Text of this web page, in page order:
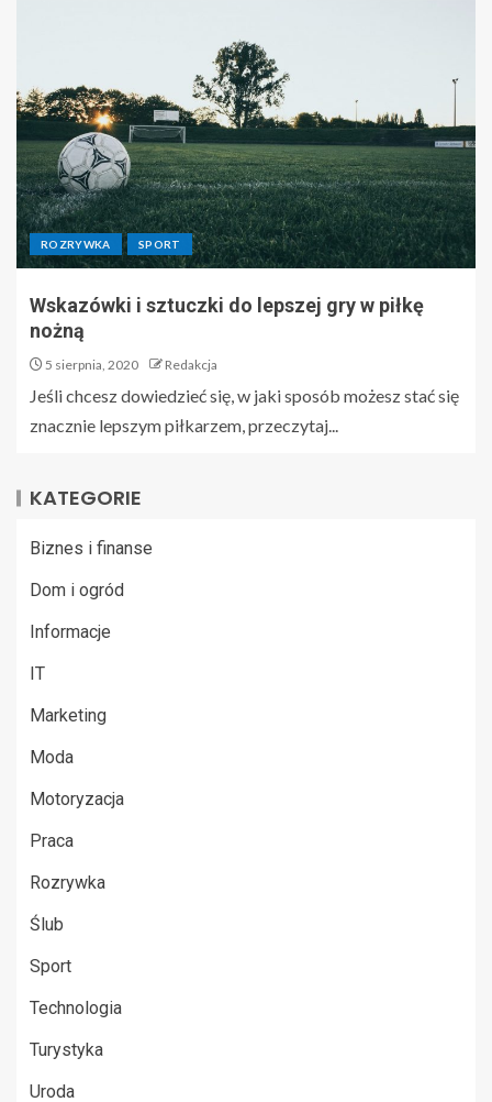
ROZRYWKA SPORT
Wskazówki i sztuczki do lepszej gry w piłkę
nożną
5 sierpnia, 2020 Redakcja
Jeśli chcesz dowiedzieć się, w jaki sposób możesz stać się
znacznie lepszym piłkarzem, przeczytaj...
KATEGORIE
Biznes i finanse
Dom i ogród
Informacje
IT
Marketing
Moda
Motoryzacja
Praca
Rozrywka
Ślub
Sport
Technologia
Turystyka
Uroda